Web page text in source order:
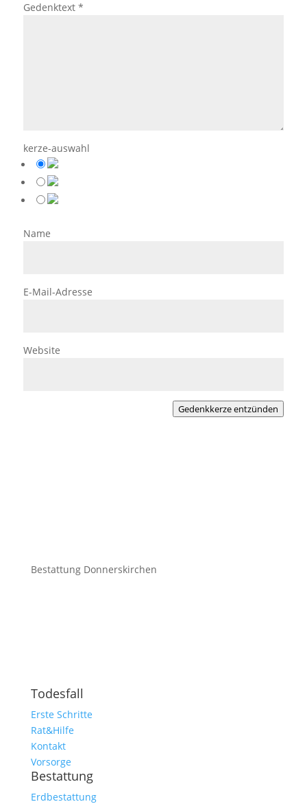
Gedenktext *
kerze-auswahl
Name
E-Mail-Adresse
Website
Gedenkkerze entzünden
Bestattung Donnerskirchen
Todesfall
Erste Schritte
Rat&Hilfe
Kontakt
Vorsorge
Bestattung
Erdbestattung